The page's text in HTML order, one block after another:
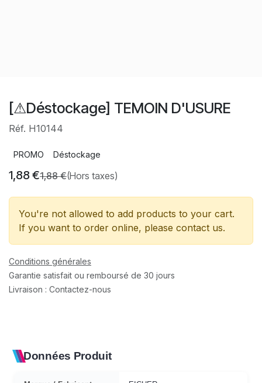
[⚠Déstockage] TEMOIN D'USURE
Réf. H10144
PROMO Déstockage
1,88€1,88€(Hors taxes)
You're not allowed to add products to your cart.
If you want to order online, please contact us.
Conditions générales
Garantie satisfait ou remboursé de 30 jours
Livraison : Contactez-nous
Données Produit